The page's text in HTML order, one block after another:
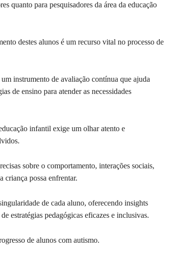
quanto para pesquisadores da área da educação
destes alunos é um recurso vital no processo de
instrumento de avaliação contínua que ajuda
de ensino para atender as necessidades
infantil exige um olhar atento e
sobre o comportamento, interações sociais,
criança possa enfrentar.
de cada aluno, oferecendo insights
estratégias pedagógicas eficazes e inclusivas.
de alunos com autismo.